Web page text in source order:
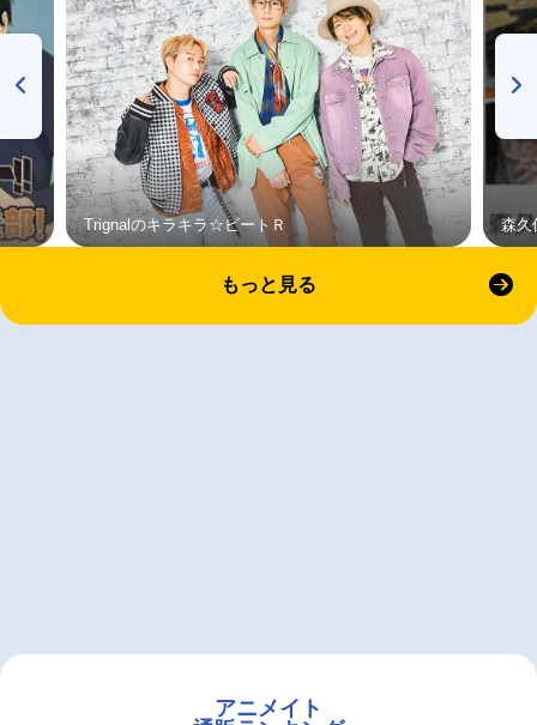
Trignalのキラキラ☆ビートＲ 森久
もっと見る
アニメイト